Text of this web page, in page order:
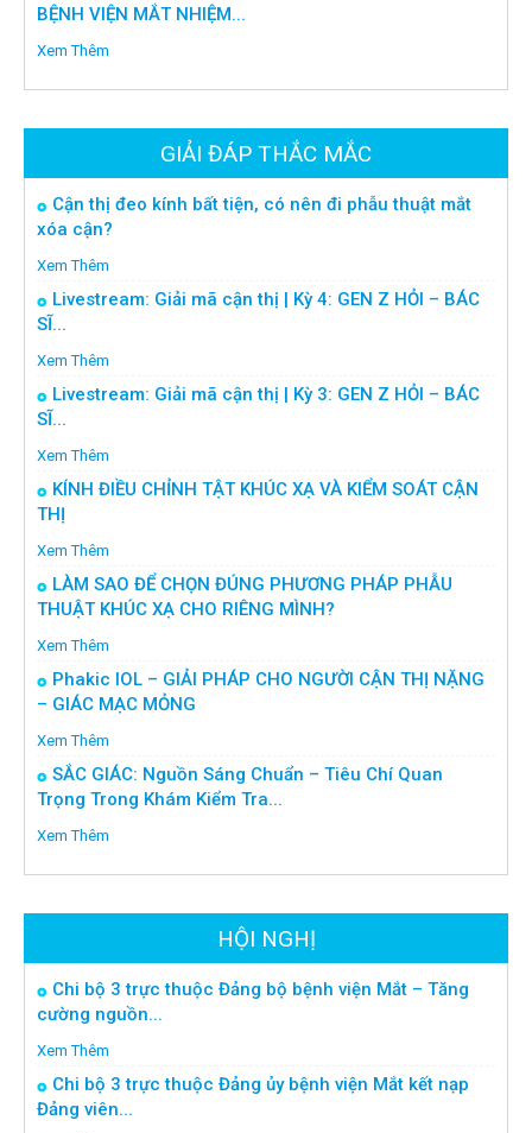
BỆNH VIỆN MẮT NHIỆM...
Xem Thêm
GIẢI ĐÁP THẮC MẮC
Cận thị đeo kính bất tiện, có nên đi phẫu thuật mắt
xóa cận?
Xem Thêm
Livestream: Giải mã cận thị | Kỳ 4: GEN Z HỎI – BÁC
SĨ...
Xem Thêm
Livestream: Giải mã cận thị | Kỳ 3: GEN Z HỎI – BÁC
SĨ...
Xem Thêm
KÍNH ĐIỀU CHỈNH TẬT KHÚC XẠ VÀ KIỂM SOÁT CẬN
THỊ
Xem Thêm
LÀM SAO ĐỂ CHỌN ĐÚNG PHƯƠNG PHÁP PHẪU
THUẬT KHÚC XẠ CHO RIÊNG MÌNH?
Xem Thêm
Phakic IOL – GIẢI PHÁP CHO NGƯỜI CẬN THỊ NẶNG
– GIÁC MẠC MỎNG
Xem Thêm
SẮC GIÁC: Nguồn Sáng Chuẩn – Tiêu Chí Quan
Trọng Trong Khám Kiểm Tra...
Xem Thêm
HỘI NGHỊ
Chi bộ 3 trực thuộc Đảng bộ bệnh viện Mắt – Tăng
cường nguồn...
Xem Thêm
Chi bộ 3 trực thuộc Đảng ủy bệnh viện Mắt kết nạp
Đảng viên...